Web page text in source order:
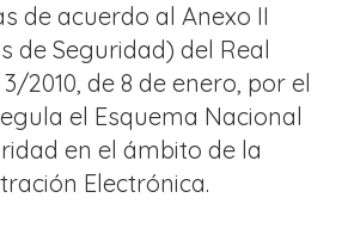
de acuerdo al Anexo II
de Seguridad) del Real
2010, de 8 de enero, por el
el Esquema Nacional
en el ámbito de la
Electrónica.